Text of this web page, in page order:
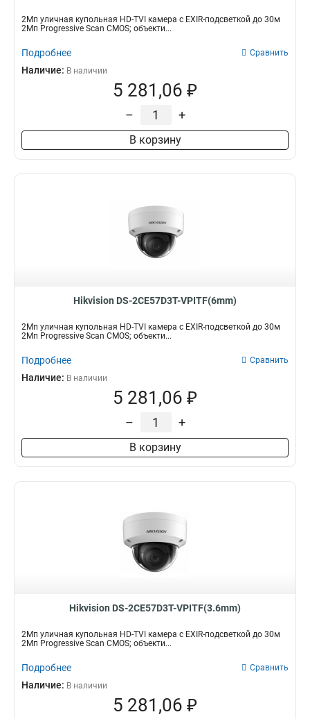
2Мп уличная купольная HD-TVI камера с EXIR-подсветкой до 30м
2Мп Progressive Scan CMOS; объекти...
Подробнее Сравнить
Наличие: В наличии
5 281,06 ₽
– +
В корзину
Hikvision DS-2CE57D3T-VPITF(6mm)
2Мп уличная купольная HD-TVI камера с EXIR-подсветкой до 30м
2Мп Progressive Scan CMOS; объекти...
Подробнее Сравнить
Наличие: В наличии
5 281,06 ₽
– +
В корзину
Hikvision DS-2CE57D3T-VPITF(3.6mm)
2Мп уличная купольная HD-TVI камера с EXIR-подсветкой до 30м
2Мп Progressive Scan CMOS; объекти...
Подробнее Сравнить
Наличие: В наличии
5 281,06 ₽